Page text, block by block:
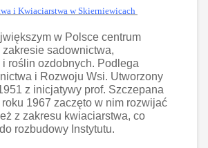
i Kwiaciarstwa w Skierniewicach
w Polsce centrum
zakresie sadownictwa,
roślin ozdobnych. Podlega
i Rozwoju Wsi. Utworzony
z inicjatywy prof. Szczepana
1967 zaczęto w nim rozwijać
z zakresu kwiaciarstwa, co
rozbudowy Instytutu.